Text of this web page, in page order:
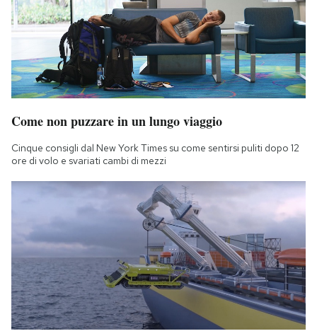
Come non puzzare in un lungo viaggio
Cinque consigli dal New York Times su come sentirsi puliti dopo 12
ore di volo e svariati cambi di mezzi